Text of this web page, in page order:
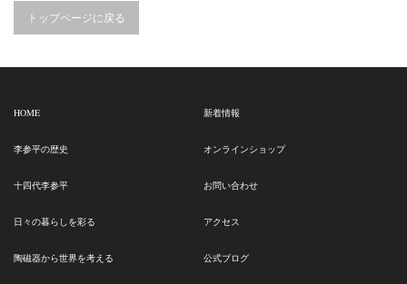
トップページに戻る
HOME
李参平の歴史
十四代李参平
日々の暮らしを彩る
陶磁器から世界を考える
新着情報
オンラインショップ
お問い合わせ
アクセス
公式ブログ